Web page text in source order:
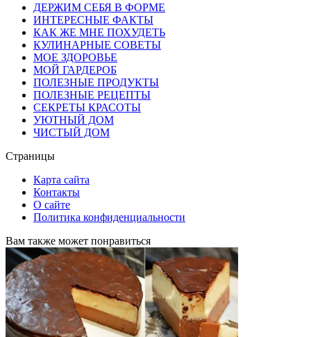
ДЕРЖИМ СЕБЯ В ФОРМЕ
ИНТЕРЕСНЫЕ ФАКТЫ
КАК ЖЕ МНЕ ПОХУДЕТЬ
КУЛИНАРНЫЕ СОВЕТЫ
МОЕ ЗДОРОВЬЕ
МОЙ ГАРДЕРОБ
ПОЛЕЗНЫЕ ПРОДУКТЫ
ПОЛЕЗНЫЕ РЕЦЕПТЫ
СЕКРЕТЫ КРАСОТЫ
УЮТНЫЙ ДОМ
ЧИСТЫЙ ДОМ
Страницы
Карта сайта
Контакты
О сайте
Политика конфиденциальности
Вам также может понравиться